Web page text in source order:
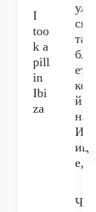
I
too
k a
pill
in
Ibi
za
ул
ся
та
бл
ет
ко
й
на
Иб
иц
е,
Чт